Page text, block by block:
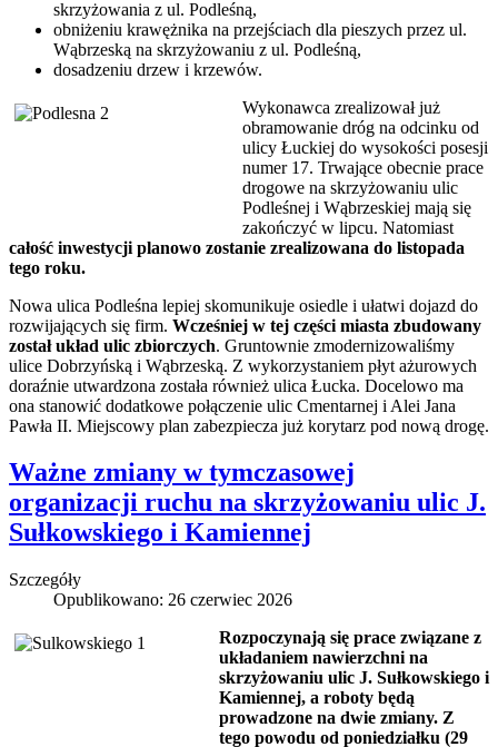
skrzyżowania z ul. Podleśną,
obniżeniu krawężnika na przejściach dla pieszych przez ul.
Wąbrzeską na skrzyżowaniu z ul. Podleśną,
dosadzeniu drzew i krzewów.
Wykonawca zrealizował już
obramowanie dróg na odcinku od
ulicy Łuckiej do wysokości posesji
numer 17. Trwające obecnie prace
drogowe na skrzyżowaniu ulic
Podleśnej i Wąbrzeskiej mają się
zakończyć w lipcu. Natomiast
całość inwestycji planowo zostanie zrealizowana do listopada
tego roku.
Nowa ulica Podleśna lepiej skomunikuje osiedle i ułatwi dojazd do
rozwijających się firm. Wcześniej w tej części miasta zbudowany
został układ ulic zbiorczych. Gruntownie zmodernizowaliśmy
ulice Dobrzyńską i Wąbrzeską. Z wykorzystaniem płyt ażurowych
doraźnie utwardzona została również ulica Łucka. Docelowo ma
ona stanowić dodatkowe połączenie ulic Cmentarnej i Alei Jana
Pawła II. Miejscowy plan zabezpiecza już korytarz pod nową drogę.
Ważne zmiany w tymczasowej
organizacji ruchu na skrzyżowaniu ulic J.
Sułkowskiego i Kamiennej
Szczegóły
Opublikowano: 26 czerwiec 2026
Rozpoczynają się prace związane z
układaniem nawierzchni na
skrzyżowaniu ulic J. Sułkowskiego i
Kamiennej, a roboty będą
prowadzone na dwie zmiany. Z
tego powodu od poniedziałku (29